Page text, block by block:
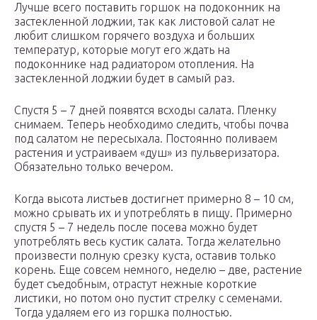
Лучше всего поставить горшок на подоконник на
застекленной лоджии, так как листовой салат не
любит слишком горячего воздуха и больших
температур, которые могут его ждать на
подоконнике над радиатором отопления. На
застекленной лоджии будет в самый раз.
Спустя 5 – 7 дней появятся всходы салата. Пленку
снимаем. Теперь необходимо следить, чтобы почва
под салатом не пересыхала. Постоянно поливаем
растения и устраиваем «душ» из пульверизатора.
Обязательно только вечером.
Когда высота листьев достигнет примерно 8 – 10 см,
можно срывать их и употреблять в пищу. Примерно
спустя 5 – 7 недель после посева можно будет
употреблять весь кустик салата. Тогда желательно
произвести полную срезку куста, оставив только
корень. Еще совсем немного, неделю – две, растение
будет съедобным, отрастут нежные короткие
листики, но потом оно пустит стрелку с семенами.
Тогда удаляем его из горшка полностью.